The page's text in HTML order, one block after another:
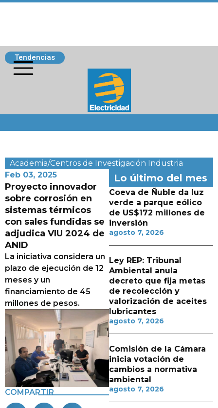
Tendencias
Academia/Centros de Investigación Industria
Feb 03, 2025
Proyecto innovador
sobre corrosión en
sistemas térmicos
con sales fundidas se
adjudica VIU 2024 de
ANID
La iniciativa considera un
plazo de ejecución de 12
meses y un
financiamiento de 45
millones de pesos.
COMPARTIR
Lo último del mes
Coeva de Ñuble da luz
verde a parque eólico
de US$172 millones de
inversión
agosto 7, 2026
Ley REP: Tribunal
Ambiental anula
decreto que fija metas
de recolección y
valorización de aceites
lubricantes
agosto 7, 2026
Comisión de la Cámara
inicia votación de
cambios a normativa
ambiental
agosto 7, 2026